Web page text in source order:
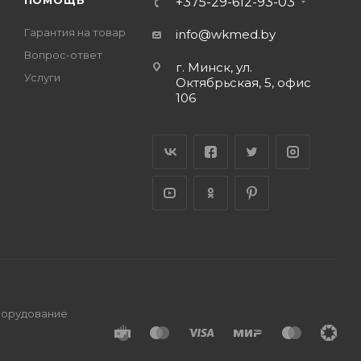
Гарантия на товар
Вопрос-ответ
Услуги
info@wkmed.by
г. Минск, ул.
Октябрьская, 5, офис
106